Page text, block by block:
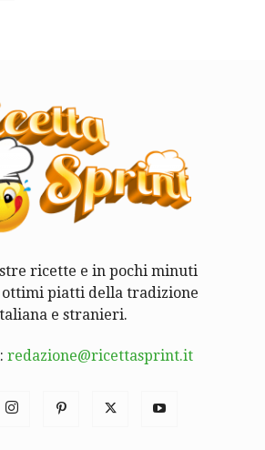
ricette e in pochi minuti
piatti della tradizione
e stranieri.
redazione@ricettasprint.it